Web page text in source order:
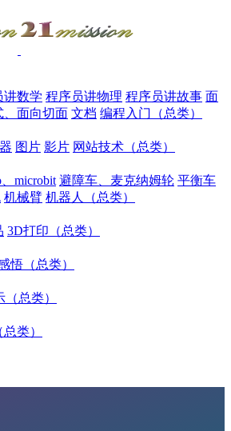
讲数学 程序员讲物理 程序员讲故事 面
、面向切面 文档 编程入门（总类）
图片 影片 网站技术（总类）
microbit 避障车、麦克纳姆轮 平衡车
机械臂 机器人（总类）
3D打印（总类）
悟（总类）
（总类）
类）